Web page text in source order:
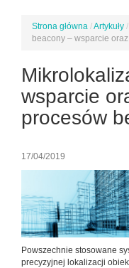
Jesteś
tutaj
Strona główna /Artykuły /
beacony – wsparcie
wsparcie
procesów
17/04/2019
Powszechnie stosowane
precyzyjnej lokalizacji